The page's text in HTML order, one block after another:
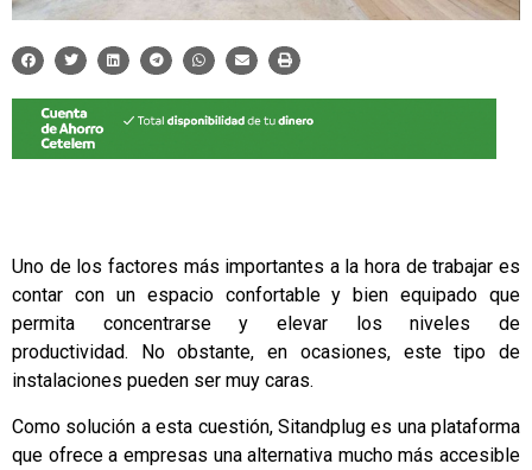
Uno de los factores más importantes a la hora de trabajar es
contar con un espacio confortable y bien equipado que
permita concentrarse y elevar los niveles de
productividad. No obstante, en ocasiones, este tipo de
instalaciones pueden ser muy caras.
Como solución a esta cuestión, Sitandpluges una plataforma
que ofrece a empresas una alternativa mucho más accesible